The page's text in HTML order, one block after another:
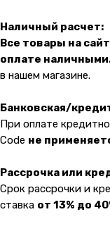
Наличный расчет:
Все товары на
оплате
в нашем магазине.
Банковская/
При оплате
Code не
Рассрочка или
Срок рассрочки и
ставка от 13% до